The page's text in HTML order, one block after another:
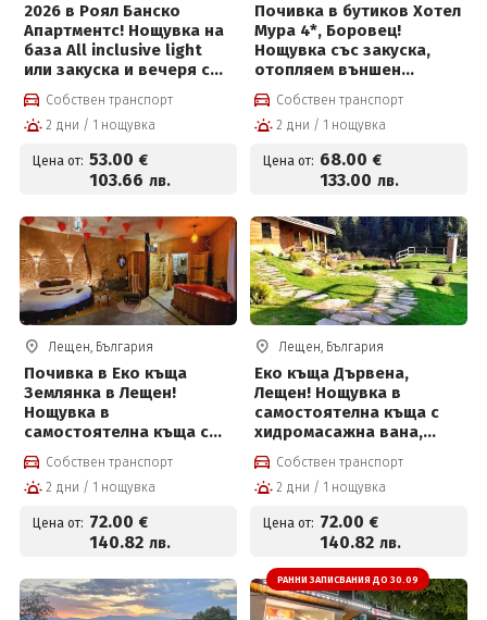
2026 в Роял Банско
Апартментс! Нощувка на
база All inclusive light
или закуска и вечеря с
напитки + огромно
вътрешно и 2 външни
отопляеми джакузита,
Безплатно за деца до 12
г на цени от 53 евро на
Собствен транспорт
2 дни / 1 нощувка
Цена от: 53.00 €
103.66 лв.
Почивка в бутиков Хотел
Мура 4*, Боровец!
Нощувка със закуска,
отопляем външен
басейн, SKY SPA, детска
площадка
Собствен транспорт
2 дни / 1 нощувка
Цена от: 68.00 €
133.00 лв.
Лещен, България
Почивка в Еко къща
Землянка в Лещен!
Нощувка в
самостоятелна къща с
хидромасажна вана,
камина, веранда и
кухненски бокс на цена
Собствен транспорт
2 дни / 1 нощувка
Цена от: 72.00 €
140.82 лв.
Лещен, България
Еко къща Дървена,
Лещен! Нощувка в
самостоятелна къща с
хидромасажна вана,
камина, кухненски бокс
на цени от 72 € на човек
Собствен транспорт
2 дни / 1 нощувка
Цена от: 72.00 €
140.82 лв.
РАННИ ЗАПИСВАНИЯ ДО 30.09